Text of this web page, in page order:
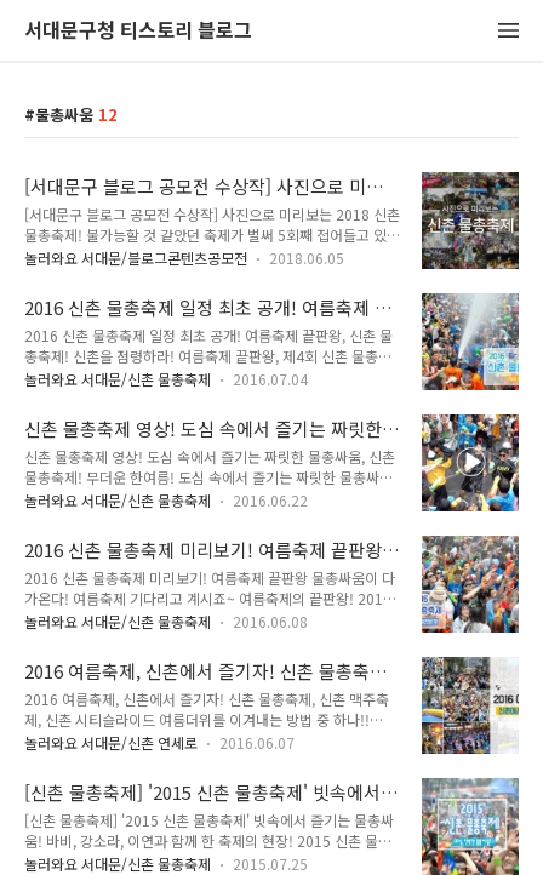
서대문구청 티스토리 블로그
물총싸움 12
[서대문구 블로그 공모전 수상작] 사진으로 미리
보는 2018 신촌 물총축제!
[서대문구 블로그 공모전 수상작] 사진으로 미리보는 2018 신촌
물총축제! 불가능할 것 같았던 축제가 벌써 5회째 접어들고 있
고, 확실히 호불호가 갈리는 축제의 성격상 논란도 많앗는데요.
적극성이 그 어느 해 보다 높아졌다는 점을 생각했을 때, 앞으로
이 축제가 서울의 대표 페스티벌로 롱런할 가능성이 높아 보였습
니다. 서울 도심 속에서 펼쳐지는 불특정 다수의 물총싸움이라
니.. 그 유쾌한 현장을 사진과 주석으로 전해봅니다. 신촌 물총축
제 2017 함께 뛰며 즐겨보다 ▲ 지구인과 외계인의 전쟁이라는
총싸움의 축제의 특성상 불특정 다수의 사람들이 몰려들고 크고
작은 사건들이 일어나기 마련..
놀러와요 서대문/블로그콘텐츠공모전 2018.06.05
2016 신촌 물총축제 일정 최초 공개! 여름축제 끝
판왕, 신촌 물총축제!
2016 신촌 물총축제 일정 최초 공개! 여름축제 끝판왕, 신촌 물
총축제! 신촌을 점령하라! 여름축제 끝판왕, 제4회 신촌 물총축
제 이번주 찾아옵니다! 7월 9일 ~ 10일 신촌 연세로에서 해적과
험부스 등 모두 공개합니다. 여름더위 신촌 물총축제로 이겨내
요! 자~ 신촌을 점령하러 출발~ "신나고 짜릿한 물총싸움! 신촌
물총축제" ○ 일 시 : 2016년 7월 9일 ~ 10일 ○ 장 소 : 신촌 연
세로 일대 ○ 행사 진행시간 : 10시 ~ 19시 ○ 해적선 출정식 :
13시 신촌 물총축제 '타임 테이블' 분 류 시 간 내 용 공 통 10:00
Family Zon..
놀러와요 서대문/신촌 물총축제 2016.07.04
신촌 물총축제 영상! 도심 속에서 즐기는 짜릿한
물총싸움, 신촌 물총축제!
신촌 물총축제 영상! 도심 속에서 즐기는 짜릿한 물총싸움, 신촌
물총축제! 무더운 한여름! 도심 속에서 즐기는 짜릿한 물총싸움,
신촌 물총축제! D-17! 싸울준비 단단히 하고 계시죠~? 사진으로
제 현장을 만나보세요! 박진감 넘치는 현장~ 지금 바로 만나볼까
요 ^^ :: 2016 신촌물총축제 일정 ● 일 시 : 2016. 7. 9.(토) ~
7. 10.(일) ● 장 소 : 신촌 연세로 물총 하나로 더위를 한번에 날
려버리세요!! 신나는 콘서트, 퍼레이드 등 다양한 콘텐츠도 준비
되어 있답니다! ^^ 1부 해적선 출정식 - 물총축제 개막식을 알리
렬한 물총싸움이 이우러질 예정입니다. 2..
놀러와요 서대문/신촌 물총축제 2016.06.22
2016 신촌 물총축제 미리보기! 여름축제 끝판왕
물총싸움이 다가온다!
2016 신촌 물총축제 미리보기! 여름축제 끝판왕 물총싸움이 다
가온다! 여름축제 기다리고 계시죠~ 여름축제의 끝판왕! 2016
신촌 물총축제가 다가옵니다~ ^^물총 하나만 있으면 올 여름 더
요!! :: 2016 신촌 물총축제 ● 기 간 : 2016. 7. 9.(토) ~ 7. 10.
(일) ● 장 소 : 신촌 연세로 아직 신촌 물총축제에 대해 모르신다
고요~? 눈으로 직접 확인해보세요!! ^^ 어떻게 보셨나요? 사진
만으로도 더위가 가시지 않나요~? ^^ 물총 하나면 충분한 '신촌
물총축제'입니다! 물총싸움은 기본! 다양한 즐길거리가 여러분
드릴게요 ~ 생생한 현장의 분위기를 전해드리기 위해..
놀러와요 서대문/신촌 물총축제 2016.06.08
2016 여름축제, 신촌에서 즐기자! 신촌 물총축제,
신촌 맥주축제, 신촌 시티슬라이드
2016 여름축제, 신촌에서 즐기자! 신촌 물총축제, 신촌 맥주축
제, 신촌 시티슬라이드 여름더위를 이겨내는 방법 중 하나!!
Tong지지가 추천해드리는 방법은~ 바로!! '축제와 함께 이겨내
알려드릴게요 ^^ 미리 준비하세요~ 01. 신촌물총축제 2016 신
촌 물총축제가 1달앞으로 다가왔어요~ 도심속에서 펼쳐지는 물
총싸움! 물총 하나면 더위 끝! 소방차와 펼쳐지는 물싸움 한판 대
결까지~ 뭉쳐야 이길 수 있겠죠~ ^^ ☞ 기 간 : 2016. 7. 9.(토)
~ 7. 10.(일) ☞ 장 소 : 신촌 연세로 현재 2차 얼리버드 티켓 물
놀러와요 서대문/신촌 연세로 2016.06.07
[신촌 물총축제] '2015 신촌 물총축제' 빗속에서
즐기는 물총싸움! 바비, 강소라, 이연과 함께 한
축제의 현장!
[신촌 물총축제] '2015 신촌 물총축제' 빗속에서 즐기는 물총싸
움! 바비, 강소라, 이연과 함께 한 축제의 현장! 2015 신촌 물총
축제!! 드디어 열렸답니다!! 빗 속에서 즐기는 물총싸움! 비도 우
놀러와요 서대문/신촌 물총축제 2015.07.25